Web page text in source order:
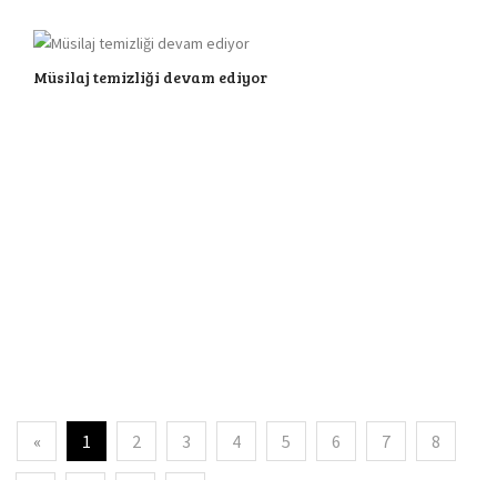
Müsilaj temizliği devam ediyor
« 1 2 3 4 5 6 7 8